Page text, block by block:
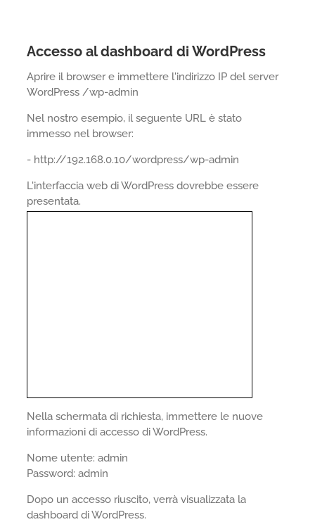
Accesso al dashboard di WordPress
Aprire il browser e immettere l'indirizzo IP del server
WordPress /wp-admin
Nel nostro esempio, il seguente URL è stato
immesso nel browser:
- http://192.168.0.10/wordpress/wp-admin
L'interfaccia web di WordPress dovrebbe essere
presentata.
Nella schermata di richiesta, immettere le nuove
informazioni di accesso di WordPress.
Nome utente: admin
Password: admin
Dopo un accesso riuscito, verrà visualizzata la
dashboard di WordPress.